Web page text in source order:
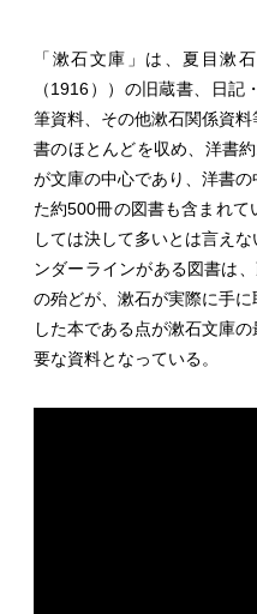
「漱石文庫」は、夏目漱
（1916））の旧蔵書、日
筆資料、その他漱石関係資
書のほとんどを収め、洋書
が文庫の中心であり、洋書
た約500冊の図書も含まれて
しては決して多いとは言え
ンダーラインがある図書は
の殆どが、漱石が実際に手
した本である点が漱石文庫
要な資料となっている。